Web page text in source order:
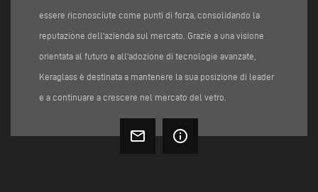
essere riconosciute come punti di forza, consolidando la
reputazione dell'azienda sul mercato. Grazie a una visione
orientata al futuro e all'adozione di tecnologie avanzate,
Keraglass è destinata a mantenere la sua posizione di leader
e a continuare a crescere nel mercato del vetro.
mail_outline info_outline